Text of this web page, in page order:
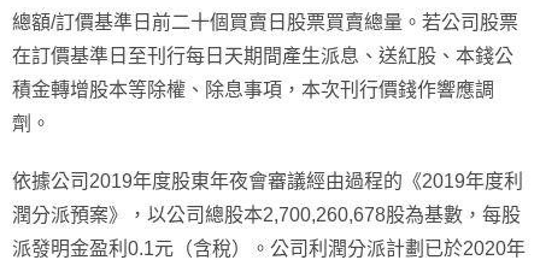
總額/訂價基準日前二十個買賣日股票買賣總量。若公司股票
在訂價基準日至刊行每日天期間產生派息、送紅股、本錢公
積金轉增股本等除權、除息事項，本次刊行價錢作響應調
劑。
依據公司2019年度股東年夜會審議經由過程的《2019年度利
潤分派預案》，以公司總股本2,700,260,678股為基數，每股
派發明金盈利0.1元（含稅）。公司利潤分派計劃已於2020年